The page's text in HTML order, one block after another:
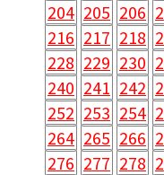
204 205 206
216 217 218
228 229 230
240 241 242
252 253 254
264 265 266
276 277 278